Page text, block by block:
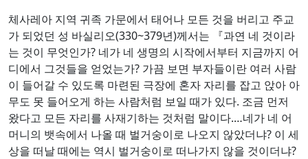
체사레아 지역 귀족 가문에서 태어나 모든 것을 버리고 주교
가 되었던 성 바실리오(330~379년)께서는 『과연 네 것이라
는 것이 무엇인가? 네가 네 생명의 시작에서부터 지금까지 어
디에서 그것들을 얻었는가? 가끔 보면 부자들이란 여러 사람
이 들어갈 수 있도록 마련된 극장에 혼자 자리를 잡고 앉아 아
무도 못 들어오게 하는 사람처럼 보일 때가 있다. 조금 먼저
왔다고 모든 자리를 사재기하는 것처럼 말이다.…네가 네 어
머니의 뱃속에서 나올 때 벌거숭이로 나오지 않았더냐? 이 세
상을 떠날 때에는 역시 벌거숭이로 떠나가지 않을 것이더냐?